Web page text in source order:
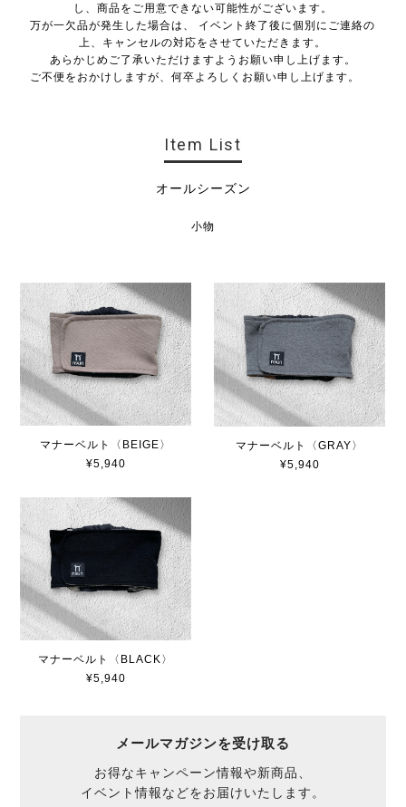
し、商品をご用意できない可能性がございます。
万が一欠品が発生した場合は、 イベント終了後に個別にご連絡の
上、キャンセルの対応をさせていただきます。
あらかじめご了承いただけますようお願い申し上げます。
ご不便をおかけしますが、何卒よろしくお願い申し上げます。
Item List
オールシーズン
小物
マナーベルト〈BEIGE〉
¥5,940
マナーベルト〈GRAY〉
¥5,940
マナーベルト〈BLACK〉
¥5,940
メールマガジンを受け取る
お得なキャンペーン情報や新商品、
イベント情報などをお届けいたします。